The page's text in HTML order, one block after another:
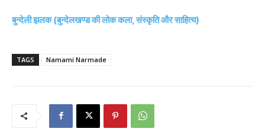
बुन्देली झलक (बुन्देलखण्ड की लोक कला, संस्कृति और साहित्य)
TAGS Namami Narmade